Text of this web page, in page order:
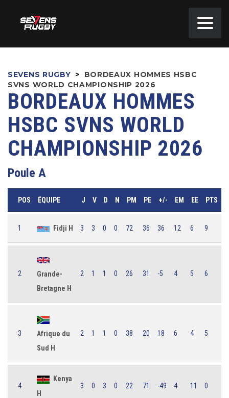
SEVENS RUGBY >
BORDEAUX HOMMES HSBC
SVNS WORLD CHAMPIONSHIP 2026
BORDEAUX HOMMES
HSBC SVNS WORLD
CHAMPIONSHIP 2026
Poule A
POS ÉQUIPE J V D N PM PE +/- EM EE PTS
1 Fidji H 3 3 0 0 72 36 36 12 6 9
2
Grande-
Bretagne H
2 1 1 0 26 31 -5 4 5 6
3
Afrique du
Sud H
2 1 1 0 38 20 18 6 4 5
4
Kenya
H
3 0 3 0 22 71 -49 4 11 0